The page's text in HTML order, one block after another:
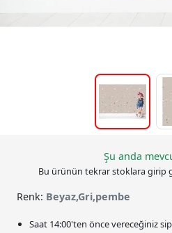
Şu anda
Bu ürünün tekrar stoklara girip
Renk: Beyaz,Gri,pembe
Saat 14:00'ten önce vereceğiniz